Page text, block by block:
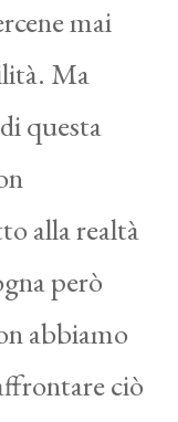
mai
Ma
questa
alla realtà
però
abbiamo
ciò